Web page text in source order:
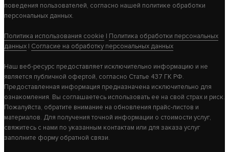
В КОРЗИНУ
поведения пользователей, согласно нашей политике обработки
персональных данных.
Политика использования cookie | Политика обработки персональных
данных | Согласие на обработку персональных данных
Наш веб-ресурс предоставляет исключительно информацию и не
является публичной офертой, согласно Статье 437 ГК РФ.
Предоставленная информация предназначена исключительно для
ознакомления. Вы соглашаетесь использовать ее на свой страх и риск.
Пожалуйста, обратите внимание на обновления прайс-листов и
материалов. Для получения точной информации о стоимости услуг,
свяжитесь с нами по указанным контактам или для заказа услуг
заполните форму обратной связи.